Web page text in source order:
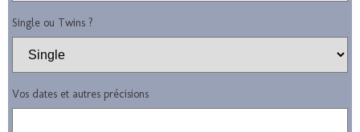
Single ou Twins ?
Vos dates et autres précisions